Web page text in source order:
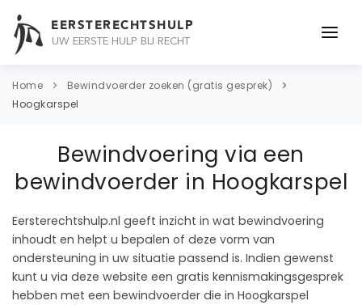
EERSTERECHTSHULP
UW EERSTE HULP BIJ RECHT
ONDERWERPEN
ADVOCAAT
OVER ONS
CONTACT
Home
Bewindvoerder zoeken (gratis gesprek)
Hoogkarspel
Bewindvoering via een
bewindvoerder in Hoogkarspel
Eersterechtshulp.nl geeft inzicht in wat bewindvoering
inhoudt en helpt u bepalen of deze vorm van
ondersteuning in uw situatie passend is. Indien gewenst
kunt u via deze website een gratis kennismakingsgesprek
hebben met een bewindvoerder die in Hoogkarspel